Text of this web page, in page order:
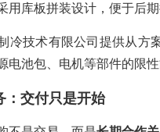
用库板拼装设计，便于后期
冷技术有限公司提供从方
电池包、电机等部件的限性
：交付只是开始